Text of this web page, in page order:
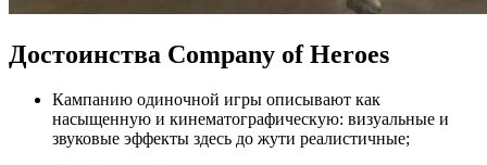
Достоинства Company of Heroes
Кампанию одиночной игры описывают как
насыщенную и кинематографическую: визуальные и
звуковые эффекты здесь до жути реалистичные;